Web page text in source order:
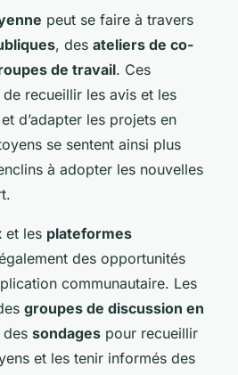
peut se faire à travers
, des ateliers de co-
de travail. Ces
recueillir les avis et les
d’adapter les projets en
se sentent ainsi plus
à adopter les nouvelles
et les plateformes
des opportunités
communautaire. Les
groupes de discussion en
des sondages pour recueillir
et les tenir informés des